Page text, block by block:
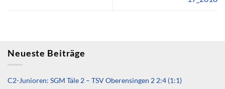
Neueste Beiträge
C2-Junioren: SGM Täle 2 – TSV Oberensingen 2 2:4 (1:1)